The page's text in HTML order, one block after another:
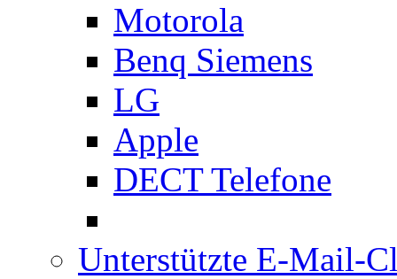
Motorola
Benq Siemens
LG
Apple
DECT Telefone
Unterstützte E-Mail-